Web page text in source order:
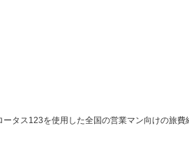
タス123を使用した全国の営業マン向けの旅費